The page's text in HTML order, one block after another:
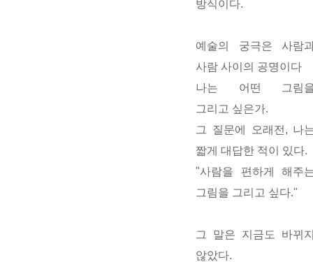
방식이다.
예술의 궁극은 사람
사람 사이의 공명이다
나는 어떤 그림
그리고 싶은가.
그 질문에 오래전, 나
짧게 대답한 적이 있다.
"사람을 편하게 해주
그림을 그리고 싶다."
그 말은 지금도 바뀌
않았다.